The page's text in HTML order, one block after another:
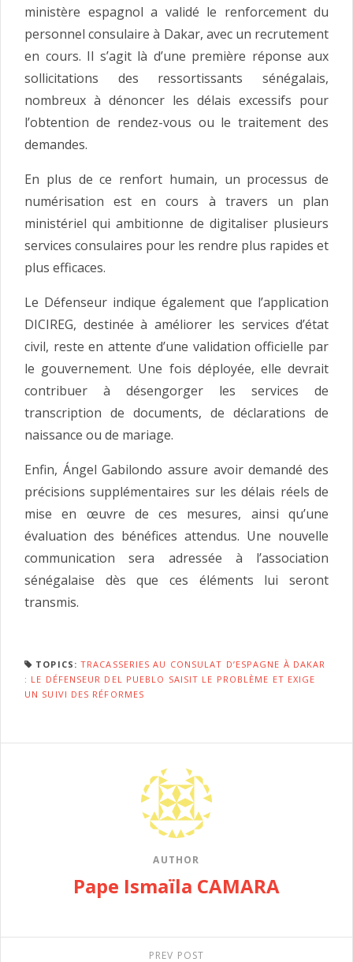
ministère espagnol a validé le renforcement du
personnel consulaire à Dakar, avec un recrutement
en cours. Il s’agit là d’une première réponse aux
sollicitations des ressortissants sénégalais,
nombreux à dénoncer les délais excessifs pour
l’obtention de rendez-vous ou le traitement des
demandes.
En plus de ce renfort humain, un processus de
numérisation est en cours à travers un plan
ministériel qui ambitionne de digitaliser plusieurs
services consulaires pour les rendre plus rapides et
plus efficaces.
Le Défenseur indique également que l’application
DICIREG, destinée à améliorer les services d’état
civil, reste en attente d’une validation officielle par
le gouvernement. Une fois déployée, elle devrait
contribuer à désengorger les services de
transcription de documents, de déclarations de
naissance ou de mariage.
Enfin, Ángel Gabilondo assure avoir demandé des
précisions supplémentaires sur les délais réels de
mise en œuvre de ces mesures, ainsi qu’une
évaluation des bénéfices attendus. Une nouvelle
communication sera adressée à l’association
sénégalaise dès que ces éléments lui seront
transmis.
TOPICS: TRACASSERIES AU CONSULAT D’ESPAGNE À DAKAR
: LE DÉFENSEUR DEL PUEBLO SAISIT LE PROBLÈME ET EXIGE
UN SUIVI DES RÉFORMES
AUTHOR
Pape Ismaïla CAMARA
PREV POST